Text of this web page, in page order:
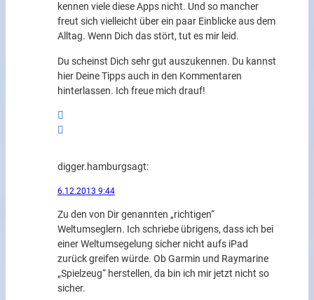
kennen viele diese Apps nicht. Und so mancher
freut sich vielleicht über ein paar Einblicke aus dem
Alltag. Wenn Dich das stört, tut es mir leid.
Du scheinst Dich sehr gut auszukennen. Du kannst
hier Deine Tipps auch in den Kommentaren
hinterlassen. Ich freue mich drauf!
digger.hamburgsagt:
6.12.2013 9:44
Zu den von Dir genannten „richtigen“
Weltumseglern. Ich schriebe übrigens, dass ich bei
einer Weltumsegelung sicher nicht aufs iPad
zurück greifen würde. Ob Garmin und Raymarine
„Spielzeug“ herstellen, da bin ich mir jetzt nicht so
sicher.